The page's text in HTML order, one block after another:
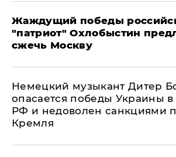
Жаждущий победы
"патриот" Охлобыстин
сжечь Москву
Немецкий музыкант Дитер
опасается победы Украины в
РФ и недоволен санкциями
Кремля